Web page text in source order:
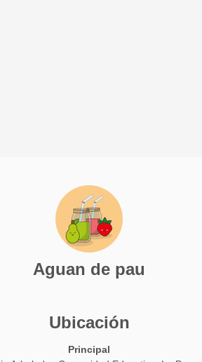
Aguan de pau
Ubicación
Principal